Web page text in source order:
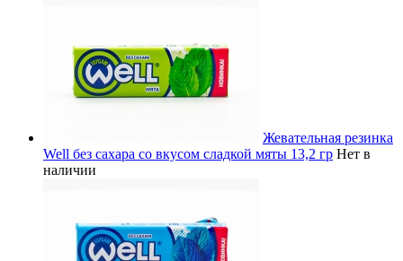
Жевательная резинка
Well без сахара со вкусом сладкой мяты 13,2 гр Нет в
наличии